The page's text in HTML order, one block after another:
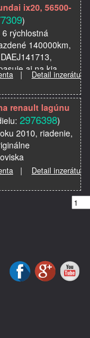
ix20, 56500-
)
rýchlostná
140000km,
aj na kia
| Detail inzerátu
renault lagúnu
2976398)
2010, riadenie,
| Detail inzerátu